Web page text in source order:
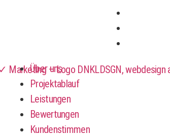
Über uns
Projektablauf
Leistungen
Bewertungen
Kundenstimmen